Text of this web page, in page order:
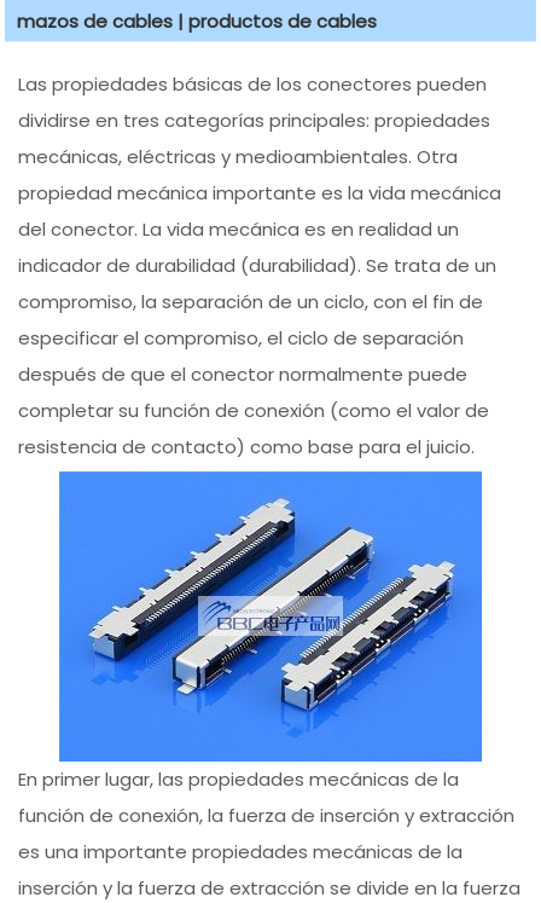
mazos de cables | productos de cables
Las propiedades básicas de los conectores pueden
dividirse en tres categorías principales: propiedades
mecánicas, eléctricas y medioambientales. Otra
propiedad mecánica importante es la vida mecánica
del conector. La vida mecánica es en realidad un
indicador de durabilidad (durabilidad). Se trata de un
compromiso, la separación de un ciclo, con el fin de
especificar el compromiso, el ciclo de separación
después de que el conector normalmente puede
completar su función de conexión (como el valor de
resistencia de contacto) como base para el juicio.
En primer lugar, las propiedades mecánicas de la
función de conexión, la fuerza de inserción y extracción
es una importante propiedades mecánicas de la
inserción y la fuerza de extracción se divide en la fuerza